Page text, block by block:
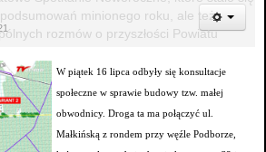
minionego roku, ale też
rozmów o przyszłości Powiatu
W piątek 16 lipca odbyły się konsultacje
społeczne w sprawie budowy tzw. małej
obwodnicy. Droga ta ma połączyć ul.
Małkińską z rondem przy węźle Podborze,